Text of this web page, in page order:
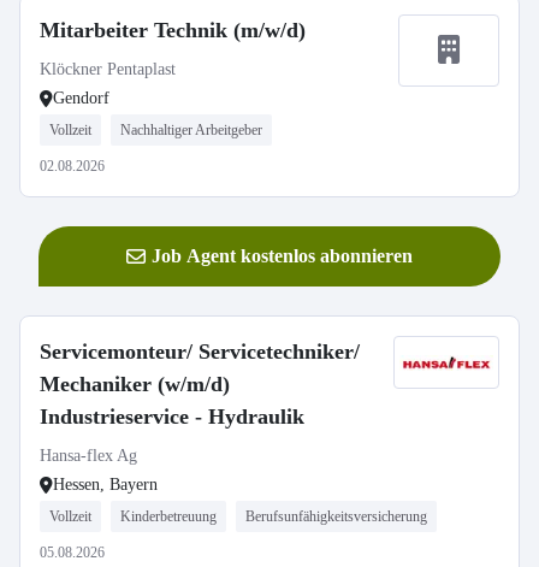
Mitarbeiter Technik (m/w/d)
Klöckner Pentaplast
Gendorf
Vollzeit Nachhaltiger Arbeitgeber
02.08.2026
Job Agent kostenlos abonnieren
Servicemonteur/ Servicetechniker/
Mechaniker (w/m/d)
Industrieservice - Hydraulik
Hansa-flex Ag
Hessen, Bayern
Vollzeit Kinderbetreuung Berufsunfähigkeitsversicherung
05.08.2026